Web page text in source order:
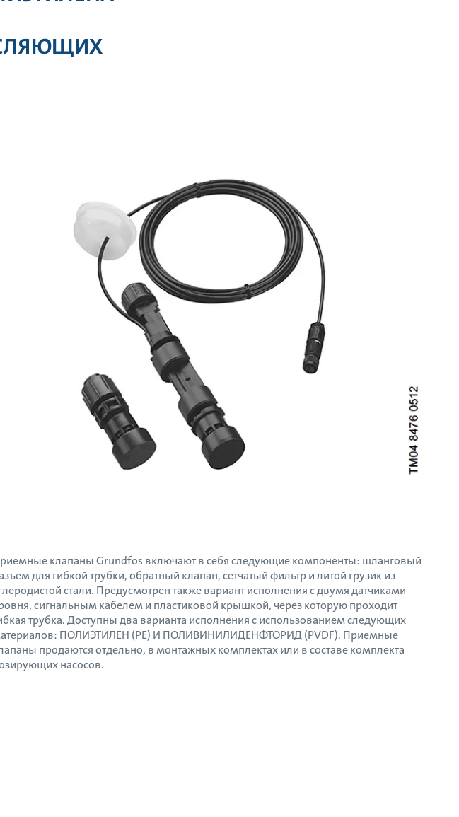
клапаны Grundfos включают в себя следующие компоненты: шланговый
для гибкой трубки, обратный клапан, сетчатый фильтр и литой грузик из
стали. Предусмотрен также вариант исполнения с двумя датчиками
сигнальным кабелем и пластиковой крышкой, через которую проходит
трубка. Доступны два варианта исполнения с использованием следующих
ПОЛИЭТИЛЕН (PE) И ПОЛИВИНИЛИДЕНФТОРИД (PVDF). Приемные
продаются отдельно, в монтажных комплектах или в составе комплекта
насосов.